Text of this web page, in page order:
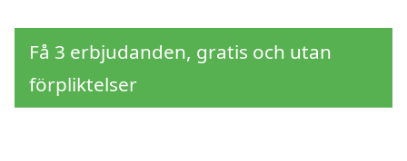
Få 3 erbjudanden, gratis och utan
förpliktelser